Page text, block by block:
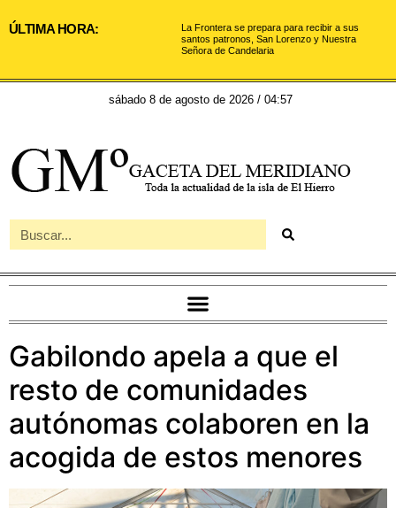
ÚLTIMA HORA:
La Frontera se prepara para recibir a sus
santos patronos, San Lorenzo y Nuestra
Señora de Candelaria
sábado 8 de agosto de 2026 / 04:57
Gabilondo apela a que el
resto de comunidades
autónomas colaboren en la
acogida de estos menores